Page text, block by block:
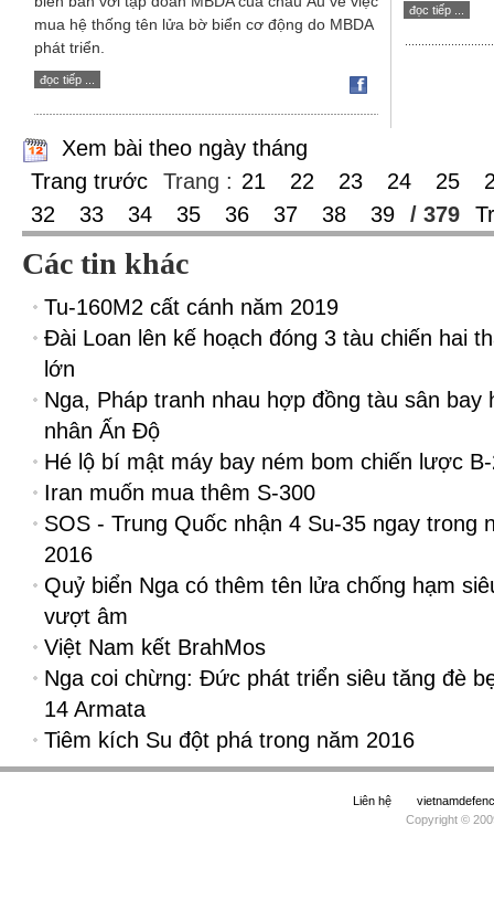
mua hệ thống tên lửa bờ biển cơ động do MBDA
phát triển.
đọc tiếp ...
đọc tiếp ...
Xem bài theo ngày tháng
Trang trước
Trang : 21 22 23 24 25
32
33 34 35 36 37 38 39 / 379
Các tin khác
Tu-160M2 cất cánh năm 2019
Đài Loan lên kế hoạch đóng 3 tàu chiến hai
lớn
Nga, Pháp tranh nhau hợp đồng tàu sân bay
nhân Ấn Độ
Hé lộ bí mật máy bay ném bom chiến lược
Iran muốn mua thêm S-300
SOS - Trung Quốc nhận 4 Su-35 ngay trong
2016
Quỷ biển Nga có thêm tên lửa chống hạm
vượt âm
Việt Nam kết BrahMos
Nga coi chừng: Đức phát triển siêu tăng đè
14 Armata
Tiêm kích Su đột phá trong năm 2016
Liên hệ
Copyright ©